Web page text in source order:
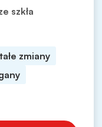
szkła
zmiany